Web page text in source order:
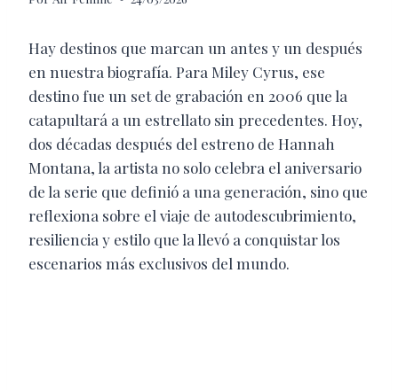
Hay destinos que marcan un antes y un después
en nuestra biografía. Para Miley Cyrus, ese
destino fue un set de grabación en 2006 que la
catapultará a un estrellato sin precedentes. Hoy,
dos décadas después del estreno de Hannah
Montana, la artista no solo celebra el aniversario
de la serie que definió a una generación, sino que
reflexiona sobre el viaje de autodescubrimiento,
resiliencia y estilo que la llevó a conquistar los
escenarios más exclusivos del mundo.